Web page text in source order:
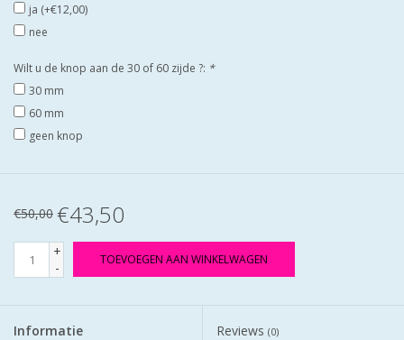
waakborden
ja (+€12,00)
nee
Wilt u de knop aan de 30 of 60 zijde ?: *
30 mm
60 mm
geen knop
€50,00 €43,50
+
-
TOEVOEGEN AAN WINKELWAGEN
Informatie Reviews (0)